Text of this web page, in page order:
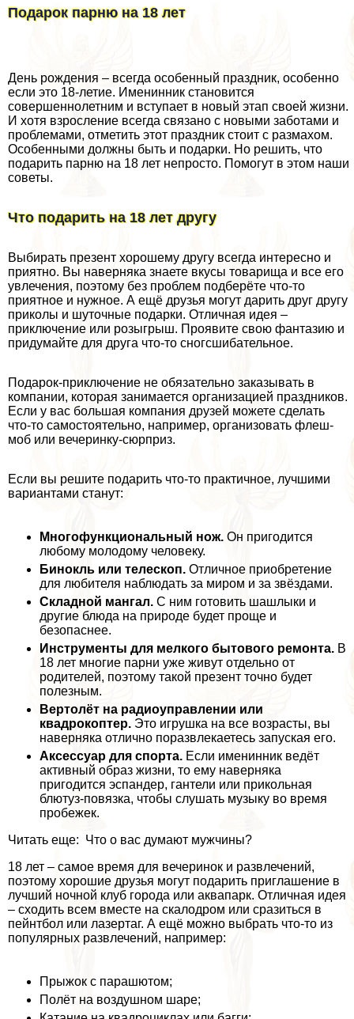
Подарок парню на 18 лет
День рождения – всегда особенный праздник, особенно
если это 18-летие. Именинник становится
совершеннолетним и вступает в новый этап своей жизни.
И хотя взросление всегда связано с новыми заботами и
проблемами, отметить этот праздник стоит с размахом.
Особенными должны быть и подарки. Но решить, что
подарить парню на 18 лет непросто. Помогут в этом наши
советы.
Что подарить на 18 лет другу
Выбирать презент хорошему другу всегда интересно и
приятно. Вы наверняка знаете вкусы товарища и все его
увлечения, поэтому без проблем подберёте что-то
приятное и нужное. А ещё друзья могут дарить друг другу
приколы и шуточные подарки. Отличная идея –
приключение или розыгрыш. Проявите свою фантазию и
придумайте для друга что-то сногсшибательное.
Подарок-приключение не обязательно заказывать в
компании, которая занимается организацией праздников.
Если у вас большая компания друзей можете сделать
что-то самостоятельно, например, организовать флеш-
моб или вечеринку-сюрприз.
Если вы решите подарить что-то пpaктичное, лучшими
вариантами станут:
Многофункциональный нож. Он пригодится
любому молодому человеку.
Бинокль или телескоп. Отличное приобретение
для любителя наблюдать за миром и за звёздами.
Складной мангал. С ним готовить шашлыки и
другие блюда на природе будет проще и
безопаснее.
Инструменты для мелкого бытового ремонта. В
18 лет многие парни уже живут отдельно от
родителей, поэтому такой презент точно будет
полезным.
Вертолёт на радиоуправлении или
квадрокоптер. Это игрушка на все возрасты, вы
наверняка отлично поразвлекаетесь запуская его.
Аксессуар для спорта. Если именинник ведёт
активный образ жизни, то ему наверняка
пригодится эспандер, гантели или прикольная
блютуз-повязка, чтобы слушать музыку во время
пробежек.
Читать еще: Что о вас думают мужчины?
18 лет – самое время для вечеринок и развлечений,
поэтому хорошие друзья могут подарить приглашение в
лучший ночной клуб города или аквапарк. Отличная идея
– сходить всем вместе на скалодром или сразиться в
пейнтбол или лазертаг. А ещё можно выбрать что-то из
популярных развлечений, например:
Прыжок с парашютом;
Полёт на воздушном шаре;